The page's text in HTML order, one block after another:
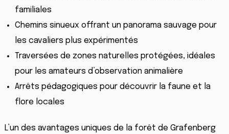
familiales
Chemins sinueux offrant un panorama sauvage pour
les cavaliers plus expérimentés
Traversées de zones naturelles protégées, idéales
pour les amateurs d’observation animalière
Arrêts pédagogiques pour découvrir la faune et la
flore locales
L’un des avantages uniques de la forêt de Grafenberg